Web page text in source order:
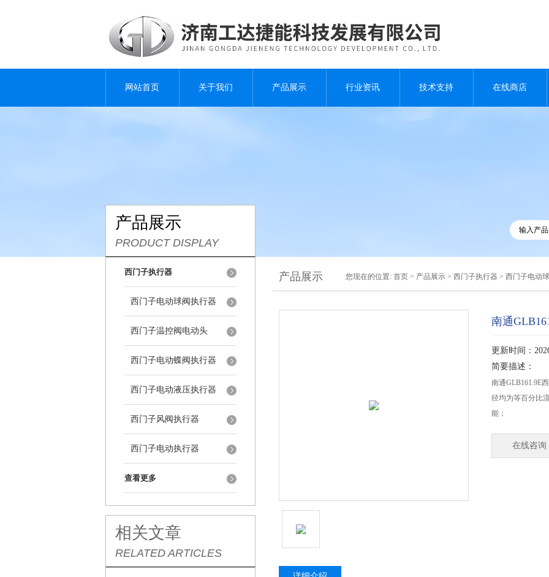
网站首页 关于我们 产品展示 行业资讯 技术支持 在线商店
产品展示
PRODUCT DISPLAY
西门子执行器
西门子电动球阀执行器
西门子温控阀电动头
西门子电动蝶阀执行器
西门子电动液压执行器
西门子风阀执行器
西门子电动执行器
查看更多
相关文章
RELATED ARTICLES
产品展示 您现在的位置: 首页 > 产品展示 > 西门子执行器 > 西门子电动
南通
更新时间：
简要描述：
南通GLB161.9E
径均为等百分比
能；
在线咨询